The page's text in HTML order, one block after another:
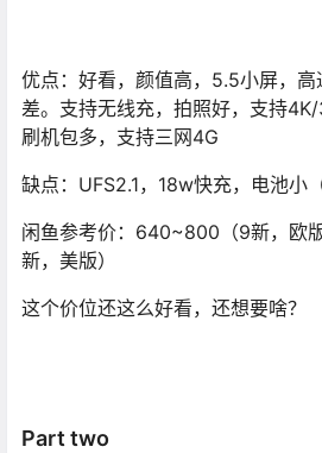
优点：好看，颜值高，5.5小屏，
差。支持无线充，拍照好，支持4K/
刷机包多，支持三网4G
缺点：UFS2.1，18w快充，电池小
闲鱼参考价：640~800（9新，欧
新，美版）
这个价位还这么好看，还想要啥？
Part two